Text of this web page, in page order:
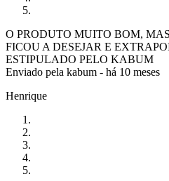
O PRODUTO MUITO BOM,
FICOU A DESEJAR E
ESTIPULADO PELO KABUM
Enviado pela kabum - há 10 meses
Henrique